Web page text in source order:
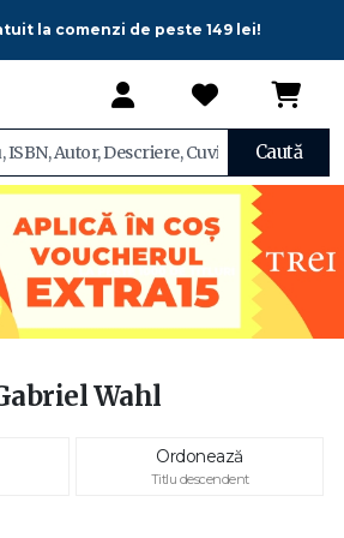
la comenzi de peste 149 lei!
Caută
Wahl
Ordonează
Titlu descendent